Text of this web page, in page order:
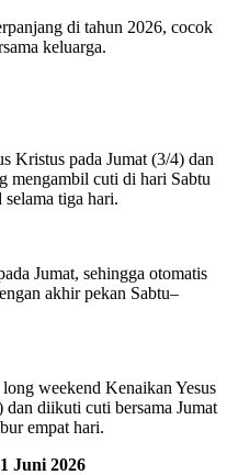
di tahun 2026, cocok
keluarga.
Kristus pada Jumat (3/4) dan
mengambil cuti di hari Sabtu
tiga hari.
Jumat, sehingga otomatis
akhir pekan Sabtu–
weekend Kenaikan Yesus
diikuti cuti bersama Jumat
empat hari.
Juni 2026